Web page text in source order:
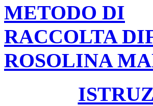
METODO DI
RACCOLTA
ROSOLINA